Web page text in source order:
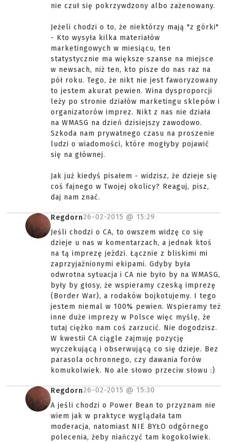
nie czuł się pokrzywdzony albo zażenowany.
Jeżeli chodzi o to, że niektórzy mają "z górki"
- Kto wysyła kilka materiałów
marketingowych w miesiącu, ten
statystycznie ma większe szanse na miejsce
w newsach, niż ten, kto pisze do nas raz na
pół roku. Tego, że nikt nie jest faworyzowany
to jestem akurat pewien. Wina dysproporcji
leży po stronie działów marketingu sklepów i
organizatorów imprez. Nikt z nas nie działa
na WMASG na dzień dzisiejszy zawodowo.
Szkoda nam prywatnego czasu na proszenie
ludzi o wiadomości, które mogłyby pojawić
się na głównej.
Jak już kiedyś pisałem - widzisz, że dzieje się
coś fajnego w Twojej okolicy? Reaguj, pisz,
daj nam znać.
Regdorn26-02-2015 @ 15:29
Jeśli chodzi o CA, to owszem widzę co się
dzieje u nas w komentarzach, a jednak ktoś
na tą imprezę jeździ. Łącznie z bliskimi mi
zaprzyjaźnionymi ekipami. Gdyby była
odwrotna sytuacja i CA nie było by na WMASG,
były by głosy, że wspieramy czeską imprezę
(Border War), a rodaków bojkotujemy. I tego
jestem niemal w 100% pewien. Wspieramy też
inne duże imprezy w Polsce więc myślę, że
tutaj ciężko nam coś zarzucić. Nie dogodzisz.
W kwestii CA ciągle zajmuję pozycję
wyczekującą i obserwującą co się dzieje. Bez
parasola ochronnego, czy dawania forów
komukolwiek. No ale słowo przeciw słowu :)
Regdorn26-02-2015 @ 15:30
A jeśli chodzi o Power Bean to przyznam nie
wiem jak w praktyce wyglądała tam
moderacja, natomiast NIE BYŁO odgórnego
polecenia, żeby niańczyć tam kogokolwiek.